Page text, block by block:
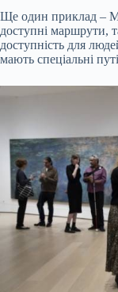
Ще один приклад –
доступні маршрути,
доступність для
мають спеціальні